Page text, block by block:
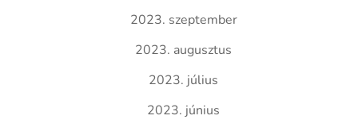
2023. szeptember
2023. augusztus
2023. július
2023. június